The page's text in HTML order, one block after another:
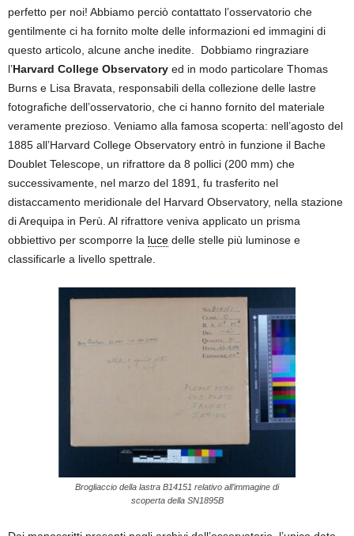
perfetto per noi! Abbiamo perciò contattato l’osservatorio che
gentilmente ci ha fornito molte delle informazioni ed immagini di
questo articolo, alcune anche inedite. Dobbiamo ringraziare
l’Harvard College Observatory ed in modo particolare Thomas
Burns e Lisa Bravata, responsabili della collezione delle lastre
fotografiche dell’osservatorio, che ci hanno fornito del materiale
veramente prezioso. Veniamo alla famosa scoperta: nell’agosto del
1885 all’Harvard College Observatory entrò in funzione il Bache
Doublet Telescope, un rifrattore da 8 pollici (200 mm) che
successivamente, nel marzo del 1891, fu trasferito nel
distaccamento meridionale del Harvard Observatory, nella stazione
di Arequipa in Perù. Al rifrattore veniva applicato un prisma
obbiettivo per scomporre la luce delle stelle più luminose e
classificarle a livello spettrale.
Brogliaccio della lastra B14151 relativo all’immagine di
scoperta della SN1895B